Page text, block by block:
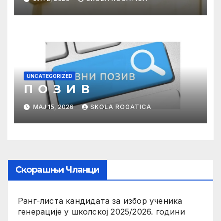
UNCATEGORIZED
П О З И В
МАЈ 15, 2026 SKOLA ROGATICA
Скорашњи Чланци
Ранг-листа кандидата за избор ученика
генерације у школској 2025/2026. години